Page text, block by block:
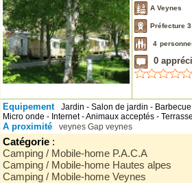
A Veynes
Préfecture
4
0
Equipement
Jardin - Salon de jardin -
Micro onde - Internet - Animaux acceptés -
A proximité veynes Gap veynes
Catégorie :
Camping / Mobile-home P.A.C.A
Camping / Mobile-home Hautes alpes
Camping / Mobile-home Veynes